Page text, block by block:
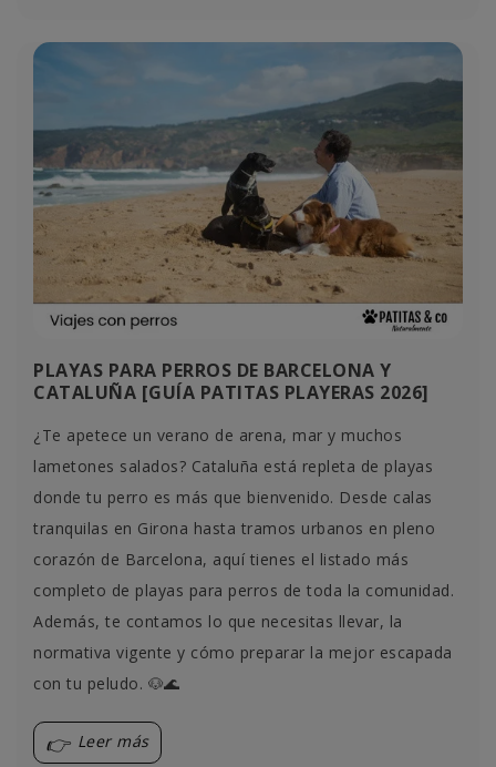
PLAYAS PARA PERROS DE BARCELONA Y
CATALUÑA [GUÍA PATITAS PLAYERAS 2026]
¿Te apetece un verano de arena, mar y muchos
lametones salados? Cataluña está repleta de playas
donde tu perro es más que bienvenido. Desde calas
tranquilas en Girona hasta tramos urbanos en pleno
corazón de Barcelona, aquí tienes el listado más
completo de playas para perros de toda la comunidad.
Además, te contamos lo que necesitas llevar, la
normativa vigente y cómo preparar la mejor escapada
con tu peludo. 🐶🌊
Leer más